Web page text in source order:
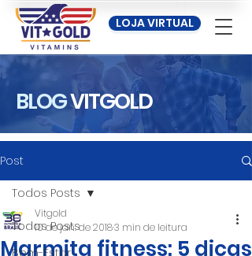
LOJA VIRTUAL
BLOGVITGOLD
Post
Todos Posts
Bem-Estar
Todos Posts
Marmita fitness: 5 dicas
Vitgold
10 de jan. de 20183 min de leitura